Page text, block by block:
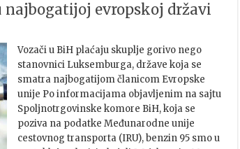
najbogatijoj evropskoj državi
Vozači u BiH plaćaju skuplje gorivo nego
stanovnici Luksemburga, države koja se
smatra najbogatijom članicom Evropske
unije Po informacijama objavljenim na sajtu
Spoljnotrgovinske komore BiH, koja se
poziva na podatke Međunarodne unije
cestovnog transporta (IRU), benzin 95 smo u